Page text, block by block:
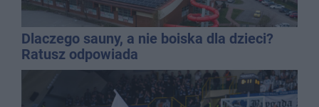
Dlaczego sauny, a nie boiska dla dzieci?
Ratusz odpowiada